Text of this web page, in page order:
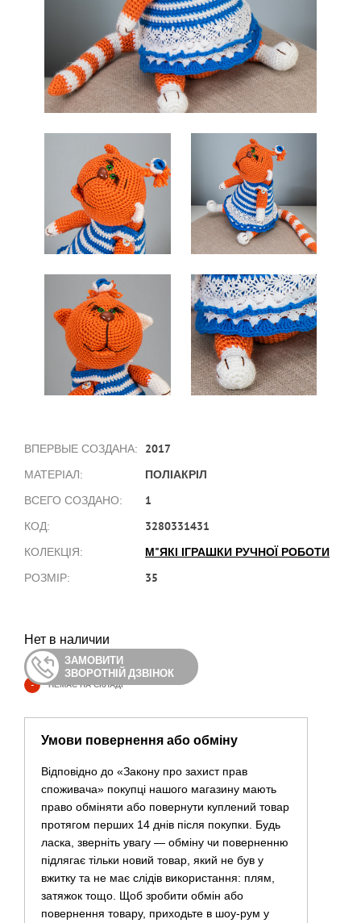
ВПЕРВЫЕ СОЗДАНА: 2017
МАТЕРІАЛ: ПОЛІАКРІЛ
ВСЕГО СОЗДАНО: 1
КОД: 3280331431
КОЛЕКЦІЯ: М"ЯКІ ІГРАШКИ РУЧНОЇ РОБОТИ
РОЗМІР: 35
Нет в наличии
ЗАМОВИТИ
ЗВОРОТНІЙ ДЗВІНОК
- НЕМАЄ НА СКЛАДІ
Умови повернення або обміну
Відповідно до «Закону про захист прав
споживача» покупці нашого магазину мають
право обміняти або повернути куплений товар
протягом перших 14 днів після покупки. Будь
ласка, зверніть увагу — обміну чи поверненню
підлягає тільки новий товар, який не був у
вжитку та не має слідів використання: плям,
затяжок тощо. Щоб зробити обмін або
повернення товару, приходьте в шоу-рум у